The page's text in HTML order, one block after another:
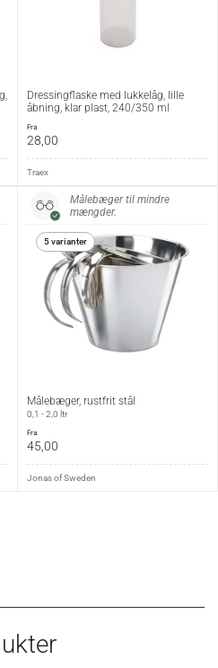
Dressingflaske med lukkelåg, lille
åbning, klar plast, 240/350 ml
fra
28,00
Traex
Målebæger til mindre
mængder.
5 varianter
Målebæger, rustfrit stål
0,1 - 2,0 ltr
fra
45,00
Jonas of Sweden